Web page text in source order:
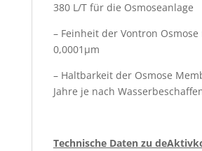
380 L/T für die Osmoseanlage
– Feinheit der Vontron
0,0001µm
– Haltbarkeit der Osmose
Jahre je nach
Technische Daten zu